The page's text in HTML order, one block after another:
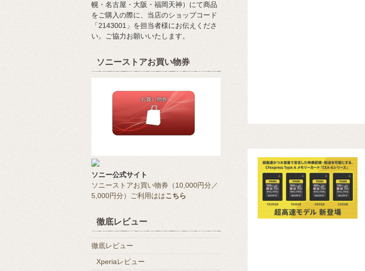
幌・名古屋・大阪・福岡天神）にて商品
をご購入の際に、当店のショップコード
「2143001」を担当者様にお伝えくださ
い。ご協力お願いいたします。
ソニーストアお買い物券
ソニー公式サイト
ソニーストアお買い物券（10,000円分／
5,000円分）ご利用ははこちら
徹底レビュー
徹底レビュー
Xperiaレビュー